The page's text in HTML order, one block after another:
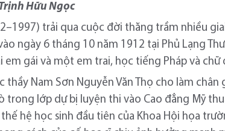
Hữu Ngọc
trải qua cuộc đời thăng trầm nhiều
ngày 6 tháng 10 năm 1912 tại Phủ Lạng
em gái và một em trai, học tiếng Pháp và
Nam Sơn Nguyễn Văn Thọ cho làm
trong lớp dự bị luyện thi vào Cao đẳng Mỹ
hệ học sinh đầu tiên của Khoa Hội họa